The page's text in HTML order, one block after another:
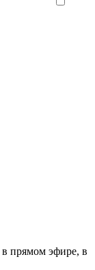
в прямом эфире, в